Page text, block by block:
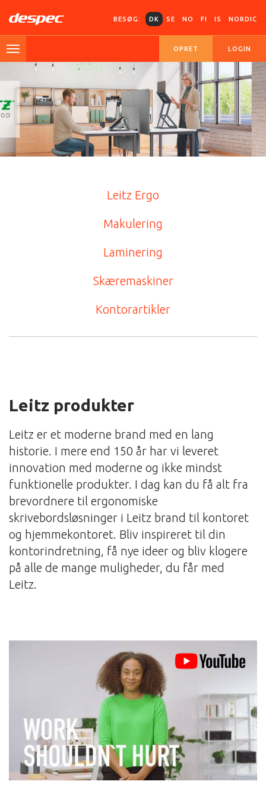
BESØG: DK SE NO FI IS NORDIC
OPRET LOGIN
Leitz Ergo
Makulering
Laminering
Skæremaskiner
Kontorartikler
Leitz produkter
Leitz er et moderne brand med en lang
historie. I mere end 150 år har vi leveret
innovation med moderne og ikke mindst
funktionelle produkter. I dag kan du få alt fra
brevordnere til ergonomiske
skrivebordsløsninger i Leitz brand til kontoret
og hjemmekontoret. Bliv inspireret til din
kontorindretning, få nye ideer og bliv klogere
på alle de mange muligheder, du får med
Leitz.